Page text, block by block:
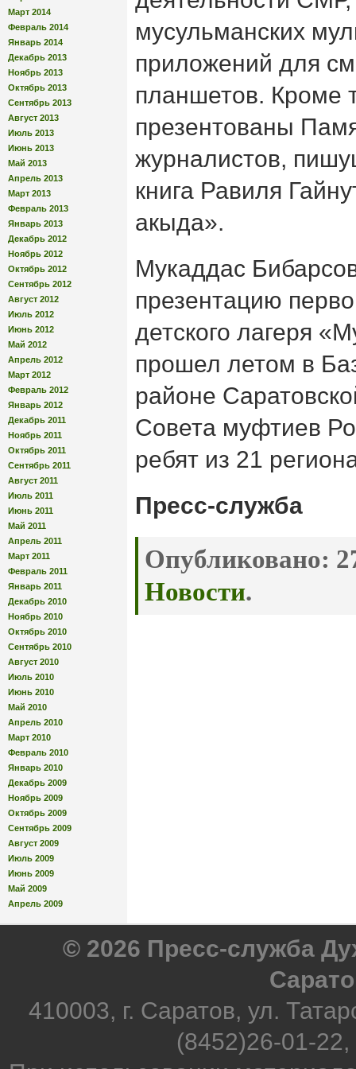
Март 2014
Февраль 2014
Январь 2014
Декабрь 2013
Ноябрь 2013
Октябрь 2013
Сентябрь 2013
Август 2013
Июль 2013
Июнь 2013
Май 2013
Апрель 2013
Март 2013
Февраль 2013
Январь 2013
Декабрь 2012
Ноябрь 2012
Октябрь 2012
Сентябрь 2012
Август 2012
Июль 2012
Июнь 2012
Май 2012
Апрель 2012
Март 2012
Февраль 2012
Январь 2012
Декабрь 2011
Ноябрь 2011
Октябрь 2011
Сентябрь 2011
Август 2011
Июль 2011
Июнь 2011
Май 2011
Апрель 2011
Март 2011
Февраль 2011
Январь 2011
Декабрь 2010
Ноябрь 2010
Октябрь 2010
Сентябрь 2010
Август 2010
Июль 2010
Июнь 2010
Май 2010
Апрель 2010
Март 2010
Февраль 2010
Январь 2010
Декабрь 2009
Ноябрь 2009
Октябрь 2009
Сентябрь 2009
Август 2009
Июль 2009
Июнь 2009
Май 2009
Апрель 2009
мусульманских
приложений для
планшетов. Кроме
презентованы
журналистов,
книга Равиля
акыда».
Мукаддас
презентацию
детского лагеря
прошел летом в
районе
Совета муфтиев
ребят из 21
Пресс-служба
Опубликовано:
Новости.
© 2026 Пресс-служба
410003, г. Саратов, ул.
(8452)26-01-